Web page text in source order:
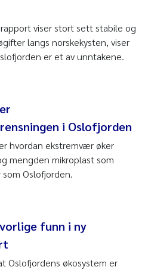
rapport viser stort sett stabile og
langs norskekysten, viser
er et av unntakene.
i Oslofjorden
hvordan ekstremvær øker
mengden mikroplast som
Oslofjorden.
funn i ny
Oslofjordens økosystem er